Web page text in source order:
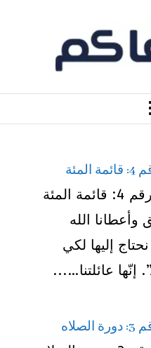
أداه مساعده رقم 4: قائمة المئة
وأعطانا الله
إليها لكي
إنّها عائلتنا…...